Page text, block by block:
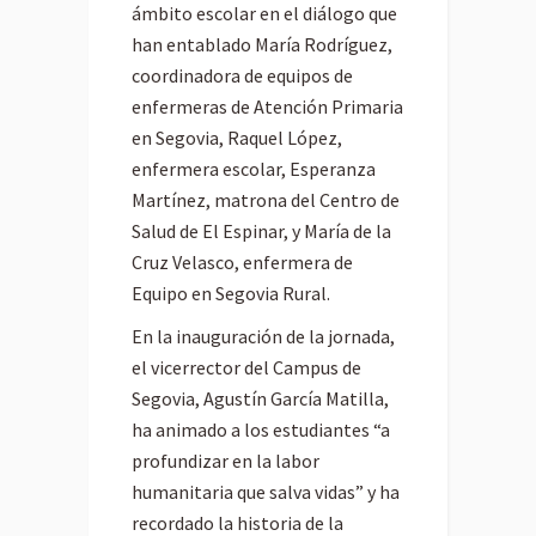
ámbito escolar en el diálogo que
han entablado María Rodríguez,
coordinadora de equipos de
enfermeras de Atención Primaria
en Segovia, Raquel López,
enfermera escolar, Esperanza
Martínez, matrona del Centro de
Salud de El Espinar, y María de la
Cruz Velasco, enfermera de
Equipo en Segovia Rural.
En la inauguración de la jornada,
el vicerrector del Campus de
Segovia, Agustín García Matilla,
ha animado a los estudiantes “a
profundizar en la labor
humanitaria que salva vidas” y ha
recordado la historia de la